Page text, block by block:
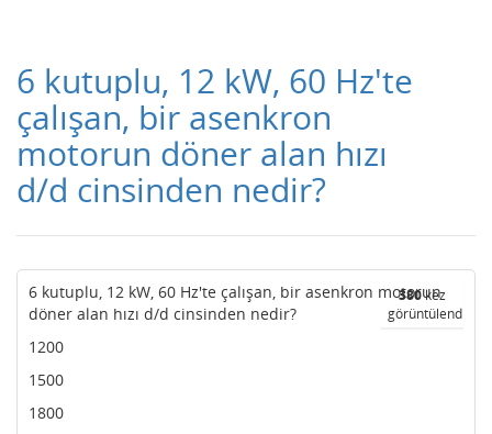
6 kutuplu, 12 kW, 60 Hz'te
çalışan, bir asenkron
motorun döner alan hızı
d/d cinsinden nedir?
380kez
görüntülendi
6 kutuplu, 12 kW, 60 Hz'te çalışan, bir asenkron motorun
döner alan hızı d/d cinsinden nedir?
1200
1500
1800